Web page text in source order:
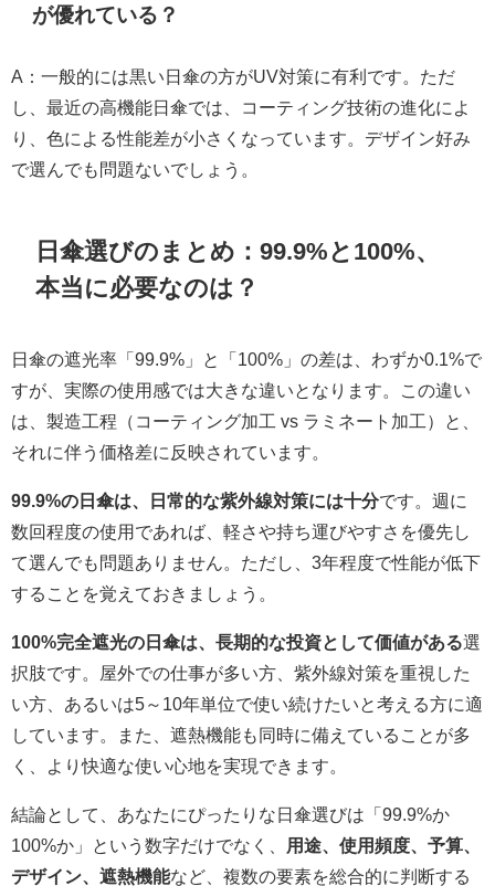
が優れている？
A：一般的には黒い日傘の方がUV対策に有利です。ただ
し、最近の高機能日傘では、コーティング技術の進化によ
り、色による性能差が小さくなっています。デザイン好み
で選んでも問題ないでしょう。
日傘選びのまとめ：99.9%と100%、
本当に必要なのは？
日傘の遮光率「99.9%」と「100%」の差は、わずか0.1%で
すが、実際の使用感では大きな違いとなります。この違い
は、製造工程（コーティング加工 vs ラミネート加工）と、
それに伴う価格差に反映されています。
99.9%の日傘は、日常的な紫外線対策には十分です。週に
数回程度の使用であれば、軽さや持ち運びやすさを優先し
て選んでも問題ありません。ただし、3年程度で性能が低下
することを覚えておきましょう。
100%完全遮光の日傘は、長期的な投資として価値がある選
択肢です。屋外での仕事が多い方、紫外線対策を重視した
い方、あるいは5～10年単位で使い続けたいと考える方に適
しています。また、遮熱機能も同時に備えていることが多
く、より快適な使い心地を実現できます。
結論として、あなたにぴったりな日傘選びは「99.9%か
100%か」という数字だけでなく、
用途、使用頻度、予算、
デザイン、遮熱機能など、複数の要素を総合的に判断する